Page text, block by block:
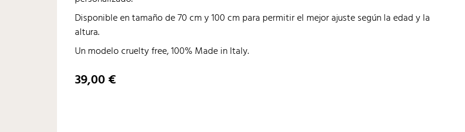
Disponible en tamaño de 70 cm y 100 cm para permitir el mejor ajuste según la edad y la
altura.
Un modelo cruelty free, 100% Made in Italy.
Precio
39,00 €